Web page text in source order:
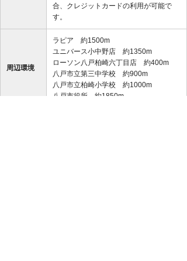
合、クレジットカードの利用が可能で
す。
周辺環境
ラピア 約1500m
ユニバース小中野店 約1350m
ローソン八戸柏崎六丁目店 約400m
八戸市立第三中学校 約900m
八戸市立柏崎小学校 約1000m
八戸市役所 約1850m